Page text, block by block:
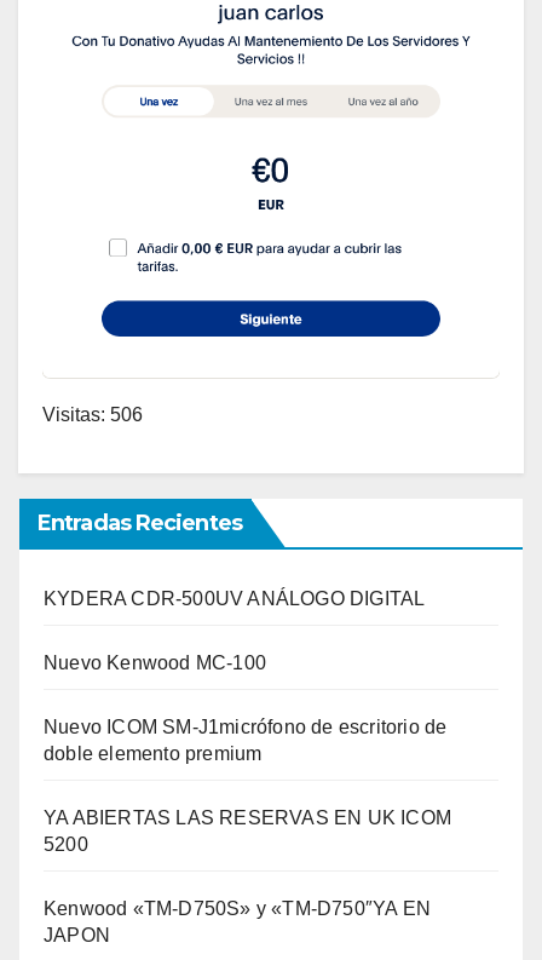
Visitas: 506
Entradas Recientes
KYDERA CDR-500UV ANÁLOGO DIGITAL
Nuevo Kenwood MC-100
Nuevo ICOM SM-J1micrófono de escritorio de
doble elemento premium
YA ABIERTAS LAS RESERVAS EN UK ICOM
5200
Kenwood «TM-D750S» y «TM-D750″YA EN
JAPON